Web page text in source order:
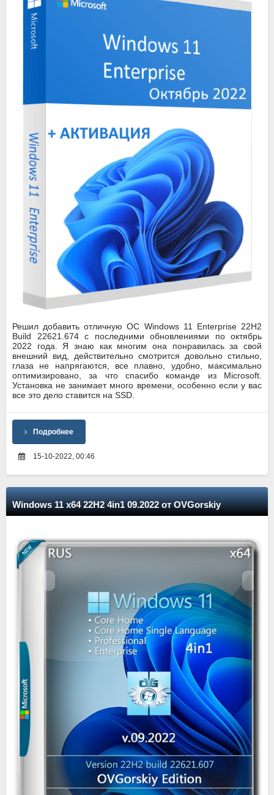
Решил добавить отличную ОС Windows 11 Enterprise 22H2
Build 22621.674 с последними обновлениями по октябрь
2022 года. Я знаю как многим она понравилась за свой
внешний вид, действительно смотрится довольно стильно,
глаза не напрягаются, все плавно, удобно, максимально
оптимизировано, за что спасибо команде из Microsoft.
Установка не занимает много времени, особенно если у вас
все это дело ставится на SSD.
Подробнее
15-10-2022, 00:46
Windows 11 x64 22H2 4in1 09.2022 от OVGorskiy